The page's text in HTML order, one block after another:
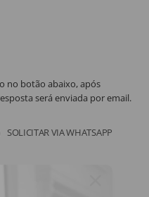
no botão abaixo, após
será enviada por email.
SOLICITAR VIA WHATSAPP